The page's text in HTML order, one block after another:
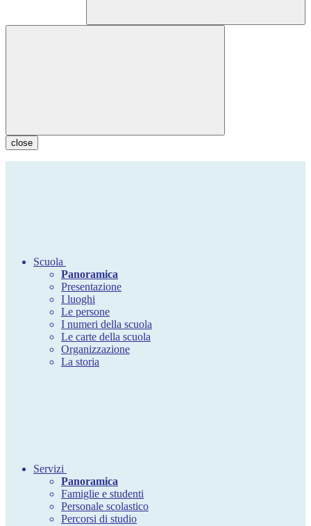
close
Scuola
Panoramica
Presentazione
I luoghi
Le persone
I numeri della scuola
Le carte della scuola
Organizzazione
La storia
Servizi
Panoramica
Famiglie e studenti
Personale scolastico
Percorsi di studio